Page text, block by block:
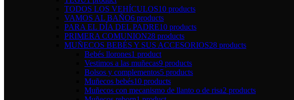
TODOS LOS VEHÍCULOS10 products
VAMOS AL BAÑO6 products
PARA EL DÍA DEL PADRE10 products
PRIMERA COMUNION28 products
MUÑECOS BEBÉS Y SUS ACCESORIOS28 products
Bebés llorones1 product
Vestimos a las muñecas9 products
Bolsos y complementos5 products
Muñecos bebés10 products
Muñecos con mecanismo de llanto o de risa2 products